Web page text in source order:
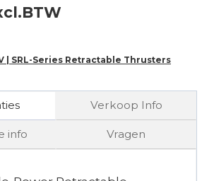
| SRL-Series Retractable Thrusters
Verkoop Info
info Vragen